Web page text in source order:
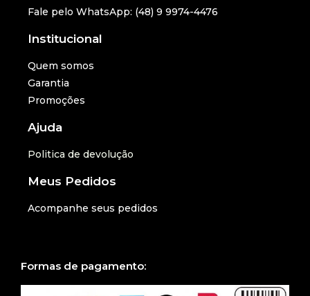
Fale pelo WhatsApp: (48) 9 9974-4476
Institucional
Quem somos
Garantia
Promoções
Ajuda
Politica de devolução
Meus Pedidos
Acompanhe seus pedidos
Formas de pagamento: